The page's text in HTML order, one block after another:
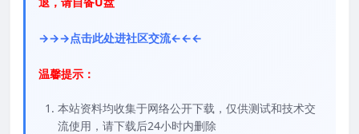
→→→点击此处进社区交流←←←
温馨提示：
本站资料均收集于网络公开下载，仅供测试和技术交
流使用，请下载后24小时内删除